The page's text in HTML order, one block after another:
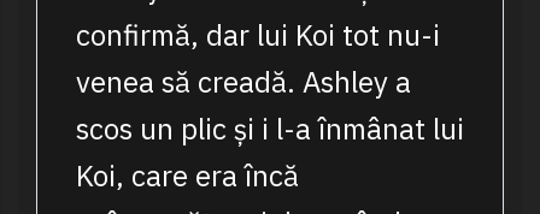
confirmă, dar lui Koi tot nu-i
venea să creadă. Ashley a
scos un plic și i l-a înmânat lui
Koi, care era încă